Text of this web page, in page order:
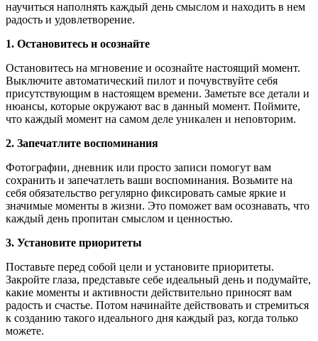
научиться наполнять каждый день смыслом и находить в нем
радость и удовлетворение.
1. Остановитесь и осознайте
Остановитесь на мгновение и осознайте настоящий момент.
Выключите автоматический пилот и почувствуйте себя
присутствующим в настоящем времени. Заметьте все детали и
нюансы, которые окружают вас в данный момент. Поймите,
что каждый момент на самом деле уникален и неповторим.
2. Запечатлите воспоминания
Фотографии, дневник или просто записи помогут вам
сохранить и запечатлеть ваши воспоминания. Возьмите на
себя обязательство регулярно фиксировать самые яркие и
значимые моменты в жизни. Это поможет вам осознавать, что
каждый день пропитан смыслом и ценностью.
3. Установите приоритеты
Поставьте перед собой цели и установите приоритеты.
Закройте глаза, представьте себе идеальный день и подумайте,
какие моменты и активности действительно приносят вам
радость и счастье. Потом начинайте действовать и стремиться
к созданию такого идеального дня каждый раз, когда только
можете.